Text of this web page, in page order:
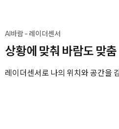
AI바람 - 레이더센서
상황에 맞춰 바람도 맞춤
레이더센서로 나의 위치와 공간을